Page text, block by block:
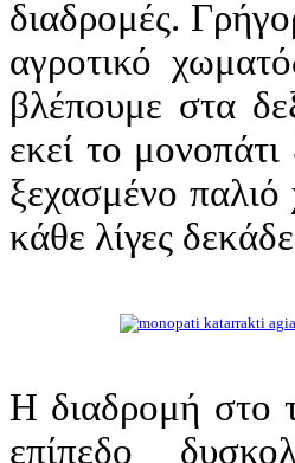
διαδρομές.
αγροτικό
βλέπουμε στα
εκεί το
ξεχασμένο
κάθε λίγες
Η διαδρομή στο
επίπεδο